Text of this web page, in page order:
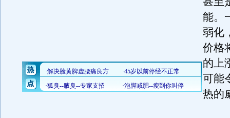
能。
弱化
价格
的上
可能
热的